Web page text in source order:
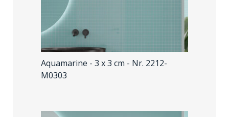
Aquamarine - 3 x 3 cm - Nr. 2212-
M0303